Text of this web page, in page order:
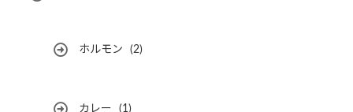
ホルモン (2)
カレー (1)